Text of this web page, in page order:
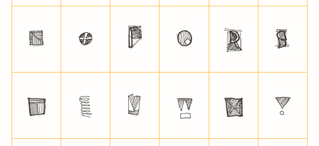
N O P Q R S
T U V W X Y